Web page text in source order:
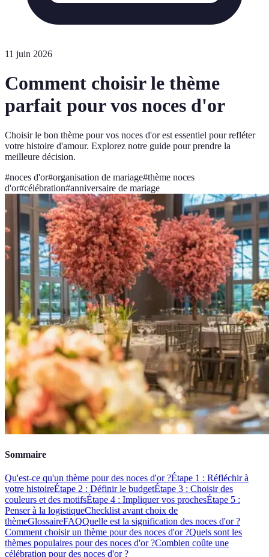
11 juin 2026
Comment choisir le thème
parfait pour vos noces d'or
Choisir le bon thème pour vos noces d'or est essentiel pour refléter
votre histoire d'amour. Explorez notre guide pour prendre la
meilleure décision.
#noces d'or#organisation de mariage#thème noces
d'or#célébration#anniversaire de mariage
Sommaire
Qu'est-ce qu'un thème pour des noces d'or ?Étape 1 : Réfléchir à
votre histoireÉtape 2 : Définir le budgetÉtape 3 : Choisir des
couleurs et des motifsÉtape 4 : Impliquer vos prochesÉtape 5 :
Penser à la logistiqueChecklist avant choix de
thèmeGlossaireFAQQuelle est la signification des noces d'or ?
Comment choisir un thème pour des noces d'or ?Quels sont les
thèmes populaires pour des noces d'or ?Combien coûte une
célébration pour des noces d'or ?